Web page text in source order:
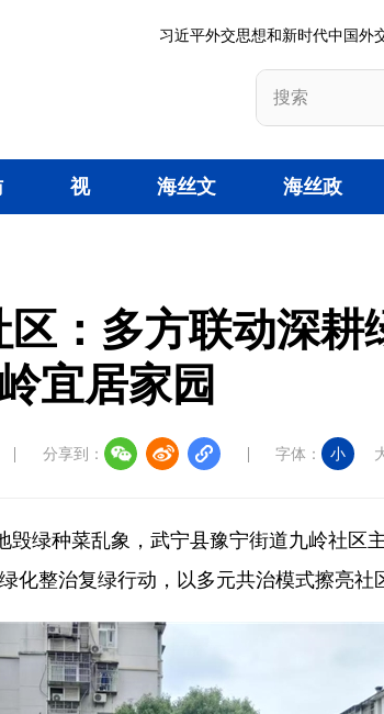
习近平外交思想和新时代中国外
视 海丝文 海丝政
：多方联动深耕
宜居家园
分享到： 字体： 小
绿种菜乱象，武宁县豫宁街道九岭社区
整治复绿行动，以多元共治模式擦亮社